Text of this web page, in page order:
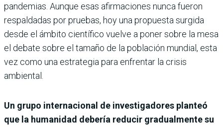
pandemias. Aunque esas afirmaciones nunca fueron
respaldadas por pruebas, hoy una propuesta surgida
desde el ámbito científico vuelve a poner sobre la mesa
el debate sobre el tamaño de la población mundial, esta
vez como una estrategia para enfrentar la crisis
ambiental.
Un grupo internacional de investigadores planteó
que la humanidad debería reducir gradualmente su